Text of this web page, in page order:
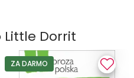
Little Dorrit
ZA DARMO